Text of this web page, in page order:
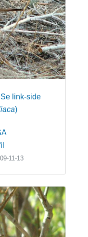
Se link-side
)
11-13